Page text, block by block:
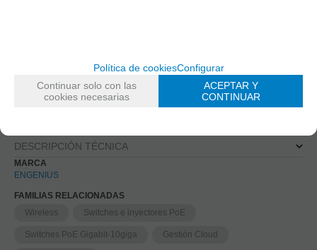
DESCRIPCIÓN TÉCNICA
MARCA
ENGENIUS
FAMILIAS RELACIONADAS
Wireless
Switches e inyectores PoE
Switches PoE Gigabit-10giga Gestión Cloud
Política de cookiesConfigurar
Continuar solo con las
cookies necesarias
ACEPTAR Y
CONTINUAR